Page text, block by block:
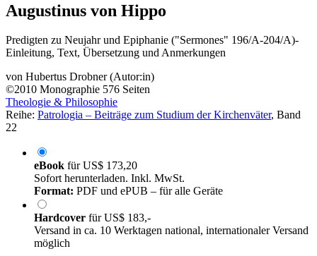
Augustinus von Hippo
Predigten zu Neujahr und Epiphanie ("Sermones" 196/A-204/A)-
Einleitung, Text, Übersetzung und Anmerkungen
von Hubertus Drobner (Autor:in)
©2010 Monographie 576 Seiten
Theologie & Philosophie
Reihe: Patrologia – Beiträge zum Studium der Kirchenväter, Band
22
eBook fürUS$ 173,20
Sofort herunterladen. Inkl. MwSt.
Format: PDF und ePUB – für alle Geräte
Hardcover fürUS$ 183,-
Versand in ca. 10 Werktagen national, internationaler Versand
möglich